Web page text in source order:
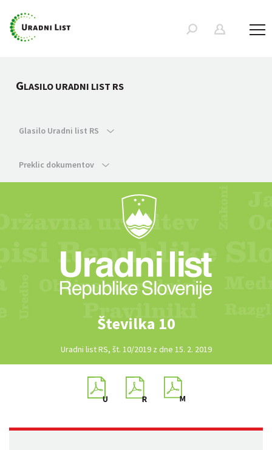
GLASILO URADNI LIST RS
Glasilo Uradni list RS
Preklic dokumentov
Številka 10
Uradni list RS, št. 10/2019 z dne 15. 2. 2019